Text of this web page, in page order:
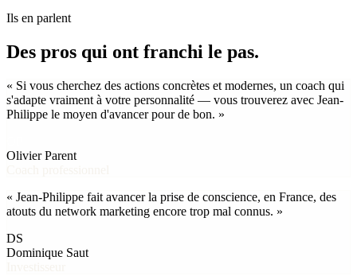
Ils en parlent
Des pros qui ont franchi le pas.
« Si vous cherchez des actions concrètes et modernes, un coach qui
s'adapte vraiment à votre personnalité — vous trouverez avec Jean-
Philippe le moyen d'avancer pour de bon. »
Olivier Parent
« Jean-Philippe fait avancer la prise de conscience, en France, des
atouts du network marketing encore trop mal connus. »
DS
Dominique Saut